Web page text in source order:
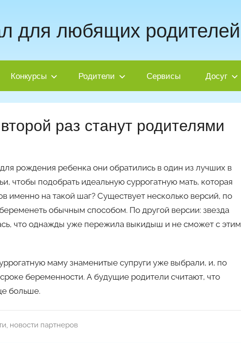
для любящих родителей
Конкурсы Родители Сервисы Досуг
раз станут родителями
рождения ребенка они обратились в один из лучших в
чтобы подобрать идеальную суррогатную мать, которая
именно на такой шаг? Существует несколько версий, по
обычным способом. По другой версии: звезда
что однажды уже пережила выкидыш и не сможет с этим
маму знаменитые супруги уже выбрали, и, по
беременности. А будущие родители считают, что
больше.
, новости партнеров